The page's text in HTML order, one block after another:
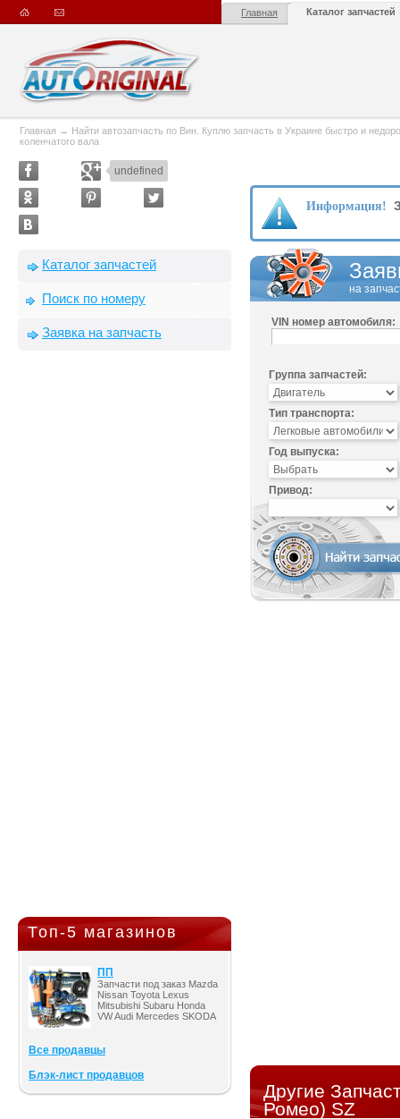
Главная Каталог запчастей
Главная → Найти автозапчасть по Вин. Куплю запчасть в Украине быстро и
коленчатого вала
undefined
Каталог запчастей
Поиск по номеру
Заявка на запчасть
Топ-5 магазинов
ПП
Запчасти под заказ Mazda
Nissan Toyota Lexus
Mitsubishi Subaru Honda
VW Audi Mercedes SKODA
Все продавцы
Блэк-лист продавцов
Информация!
на
VIN номер автомобиля:
Группа запчастей:
Тип транспорта:
Год выпуска:
Привод:
Другие
Ромео) SZ